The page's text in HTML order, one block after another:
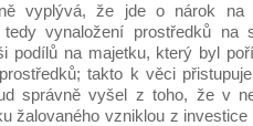
vyplývá, že jde o nárok na
vynaložení prostředků na
podílů na majetku, který byl
takto k věci
správně vyšel z toho, že v
žalovaného vzniklou z